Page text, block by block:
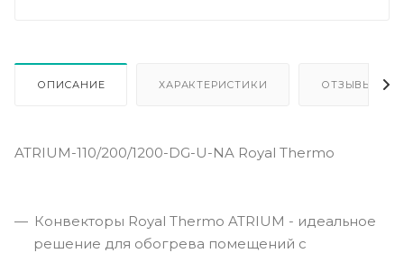
ОПИСАНИЕ ХАРАКТЕРИСТИКИ ОТЗЫВЫ
ATRIUM-110/200/1200-DG-U-NA Royal Thermo
Конвекторы Royal Thermo ATRIUM - идеальное
решение для обогрева помещений c